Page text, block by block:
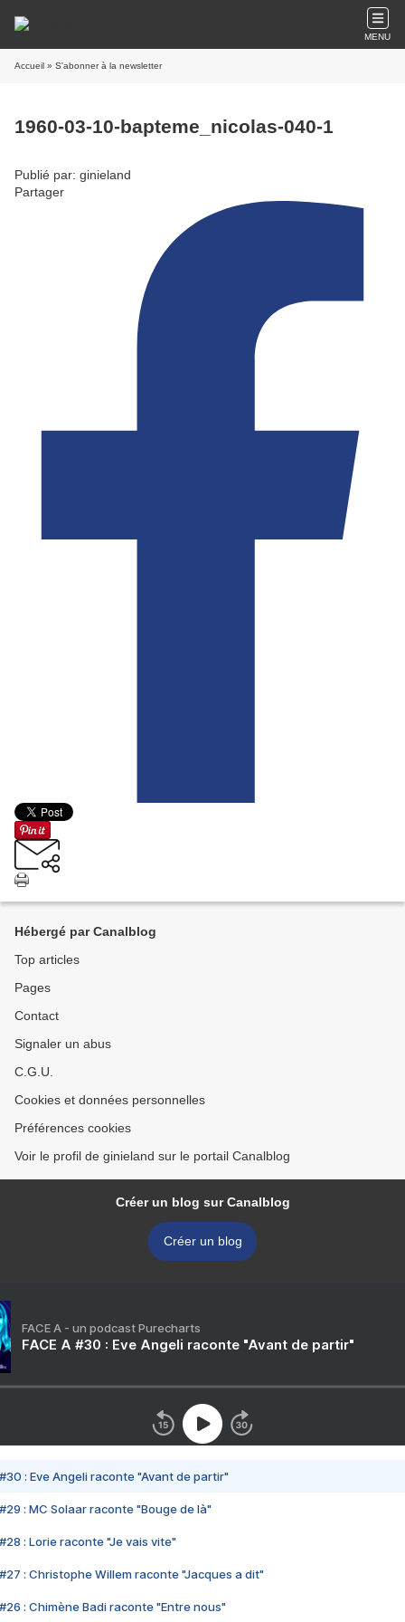
MENU
Accueil » S'abonner à la newsletter
1960-03-10-bapteme_nicolas-040-1
Publié par: ginieland
Partager
Hébergé par Canalblog
Top articles
Pages
Contact
Signaler un abus
C.G.U.
Cookies et données personnelles
Préférences cookies
Voir le profil de ginieland sur le portail Canalblog
Créer un blog sur Canalblog
Créer un blog
FACE A - un podcast Purecharts
FACE A #30 : Eve Angeli raconte "Avant de partir"
#30 : Eve Angeli raconte "Avant de partir"
#29 : MC Solaar raconte "Bouge de là"
#28 : Lorie raconte "Je vais vite"
#27 : Christophe Willem raconte "Jacques a dit"
#26 : Chimène Badi raconte "Entre nous"